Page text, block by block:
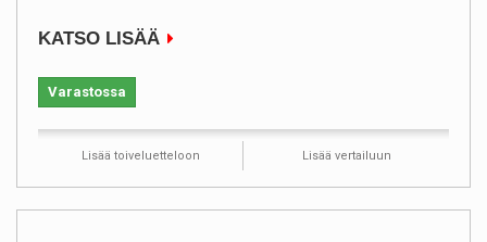
KATSO LISÄÄ
Varastossa
Lisää toiveluetteloon Lisää vertailuun